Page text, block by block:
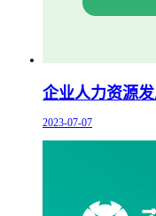
企业人力资源
2023-07-07